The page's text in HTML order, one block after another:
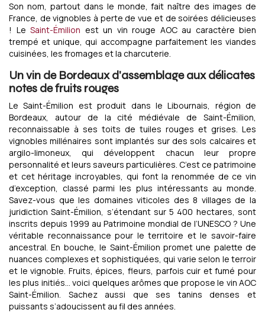
Son nom, partout dans le monde, fait naître des images de
France, de vignobles à perte de vue et de soirées délicieuses
! Le Saint-Émilion est un vin rouge AOC au caractère bien
trempé et unique, qui accompagne parfaitement les viandes
cuisinées, les fromages et la charcuterie.
Un vin de Bordeaux d'assemblage aux délicates
notes de fruits rouges
Le Saint-Émilion est produit dans le Libournais, région de
Bordeaux, autour de la cité médiévale de Saint-Émilion,
reconnaissable à ses toits de tuiles rouges et grises. Les
vignobles millénaires sont implantés sur des sols calcaires et
argilo-limoneux, qui développent chacun leur propre
personnalité et leurs saveurs particulières. C’est ce patrimoine
et cet héritage incroyables, qui font la renommée de ce vin
d’exception, classé parmi les plus intéressants au monde.
Savez-vous que les domaines viticoles des 8 villages de la
juridiction Saint-Émilion, s’étendant sur 5 400 hectares, sont
inscrits depuis 1999 au Patrimoine mondial de l’UNESCO ? Une
véritable reconnaissance pour le territoire et le savoir-faire
ancestral. En bouche, le Saint-Émilion promet une palette de
nuances complexes et sophistiquées, qui varie selon le terroir
et le vignoble. Fruits, épices, fleurs, parfois cuir et fumé pour
les plus initiés… voici quelques arômes que propose le vin AOC
Saint-Émilion. Sachez aussi que ses tanins denses et
puissants s’adoucissent au fil des années.